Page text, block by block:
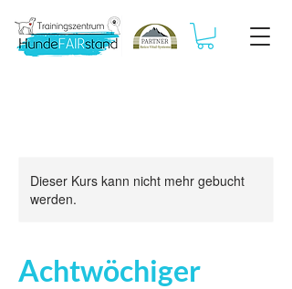
Dieser Kurs kann nicht mehr gebucht
werden.
Achtwöchiger